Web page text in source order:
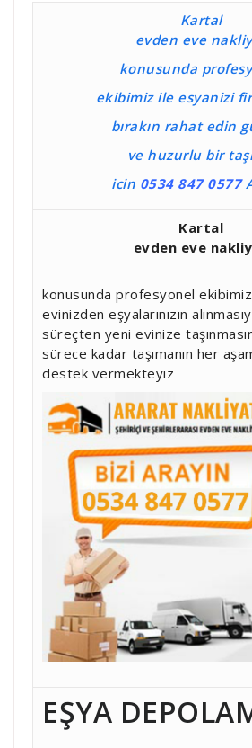
Kartal
evden eve
konusunda
ekibimiz ile esyanizi
bırakın rahat edin
ve huzurlu bir
icin 0534 847 0577
Kartal
evden eve
konusunda profesyonel
evinizden eşyalarınızın
süreçten yeni evinize
sürece kadar taşımanın her
destek vermekteyiz
EŞYA